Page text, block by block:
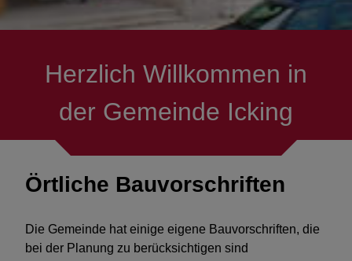
Bauen
Herzlich Willkommen in
der Gemeinde Icking
Örtliche Bauvorschriften
Die Gemeinde hat einige eigene Bauvorschriften, die
bei der Planung zu berücksichtigen sind